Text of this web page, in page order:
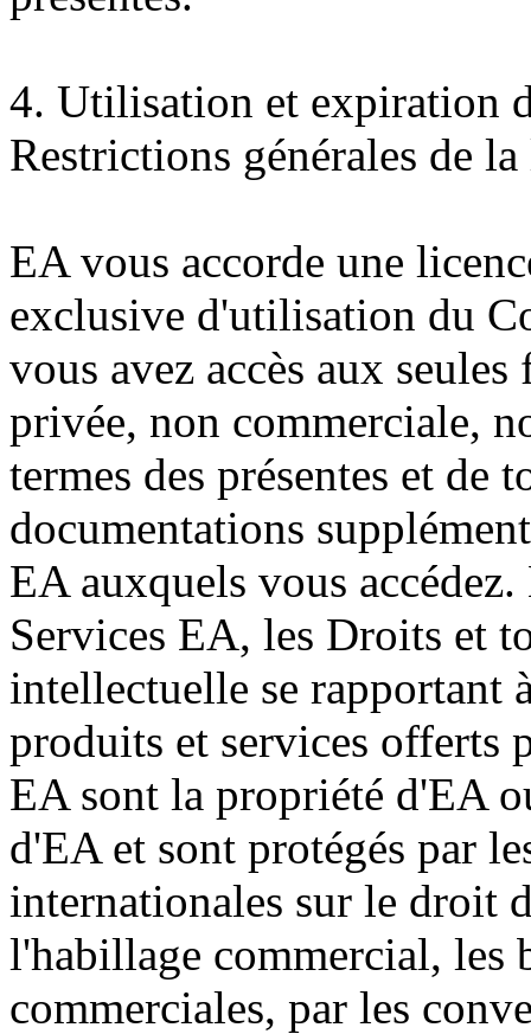
4. Utilisation et expiration
Restrictions générales de
EA vous accorde une
exclusive d'utilisation du
vous avez accès aux
privée, non commerciale,
termes des présentes et de
documentations
EA auxquels vous
Services EA, les Droits et
intellectuelle se rapportant
produits et services offerts
EA sont la propriété d'EA
d'EA et sont protégés par
internationales sur le droit
l'habillage commercial, les
commerciales, par les